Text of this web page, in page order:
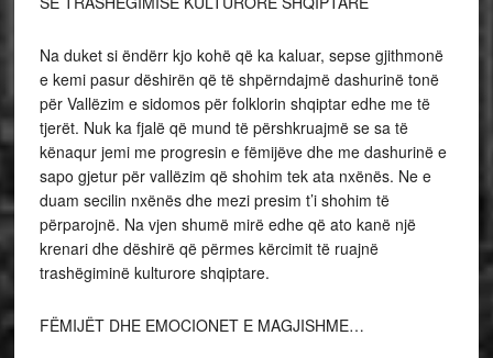
Na duket si ëndërr kjo kohë që ka kaluar, sepse gjithmonë
e kemi pasur dëshirën që të shpërndajmë dashurinë tonë
për Vallëzim e sidomos për folklorin shqiptar edhe me të
tjerët. Nuk ka fjalë që mund të përshkruajmë se sa të
kënaqur jemi me progresin e fëmijëve dhe me dashurinë e
sapo gjetur për vallëzim që shohim tek ata nxënës. Ne e
duam secilin nxënës dhe mezi presim t’i shohim të
përparojnë. Na vjen shumë mirë edhe që ato kanë një
krenari dhe dëshirë që përmes kërcimit të ruajnë
trashëgiminë kulturore shqiptare.
FËMIJËT DHE EMOCIONET E MAGJISHME…